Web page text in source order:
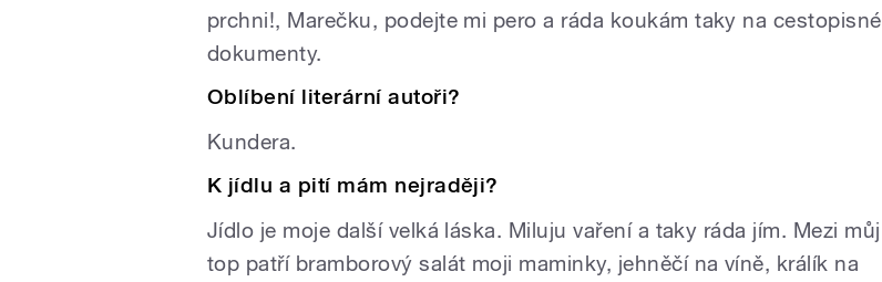
prchni!, Marečku, podejte mi pero a ráda koukám taky na cestopisné
dokumenty.
Oblíbení literární autoři?
Kundera.
K jídlu a pití mám nejraději?
Jídlo je moje další velká láska. Miluju vaření a taky ráda jím. Mezi můj
top patří bramborový salát moji maminky, jehněčí na víně, králík na